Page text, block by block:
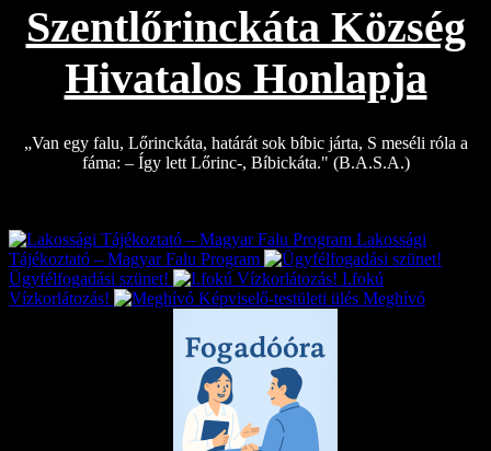
Szentlőrinckáta Község
Hivatalos Honlapja
„Van egy falu, Lőrinckáta, határát sok bíbic járta, S meséli róla a
fáma: – Így lett Lőrinc-, Bíbickáta." (B.A.S.A.)
Lakossági
Tájékoztató – Magyar Falu Program
Ügyfélfogadási szünet!
I.fokú
Vízkorlátozás!
Meghívó